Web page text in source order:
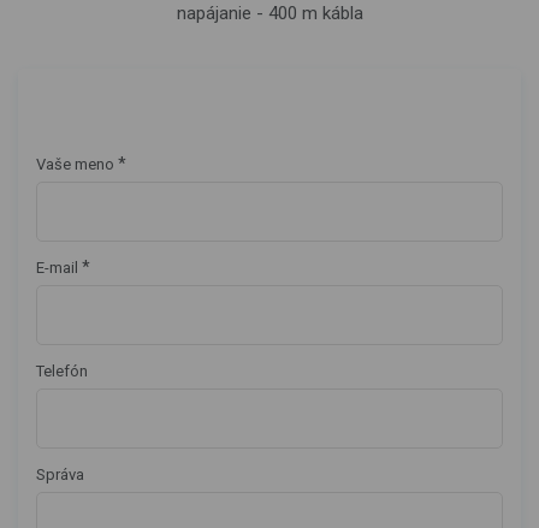
napájanie - 400 m kábla
Vaše meno *
E-mail *
Telefón
Správa